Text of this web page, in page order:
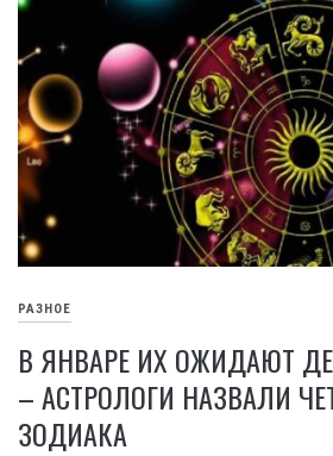
РАЗНОЕ
В ЯНВАРЕ ИХ ОЖИДАЮТ
– АСТРОЛОГИ НАЗВАЛИ
ЗОДИАКА